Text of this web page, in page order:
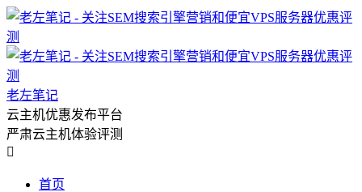
老左笔记
云主机优惠发布平台
严肃云主机体验评测

首页